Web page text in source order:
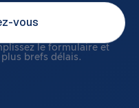
vous
le formulaire et
brefs délais.